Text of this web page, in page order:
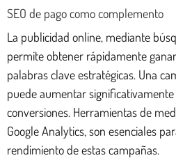
SEO de pago como complemento
La publicidad online, mediante
permite obtener rápidamente
palabras clave estratégicas. Una
puede aumentar
conversiones. Herramientas de
Google Analytics, son esenciales
rendimiento de estas campañas.